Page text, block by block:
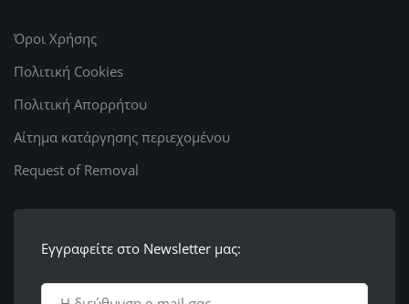
Όροι Χρήσης
Πολιτική Cookies
Πολιτική Απορρήτου
Αίτημα κατάργησης περιεχομένου
Request of Removal
Εγγραφείτε στο Newsletter μας: